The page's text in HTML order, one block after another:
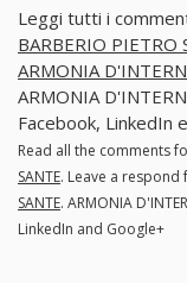
Leggi tutti i
BARBERIO PIETRO
ARMONIA
ARMONIA
Facebook, LinkedIn
Read all the comments
SANTE. Leave a respond
SANTE. ARMONIA
LinkedIn and Google+